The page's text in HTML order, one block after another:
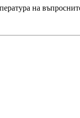
на